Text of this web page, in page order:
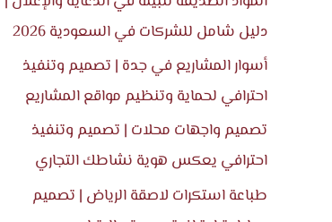
دليل شامل للشركات في السعودية 2026
أسوار المشاريع في جدة | تصميم وتنفيذ
احترافي لحماية وتنظيم مواقع المشاريع
تصميم واجهات محلات | تصميم وتنفيذ
احترافي يعكس هوية نشاطك التجاري
طباعة استكرات لاصقة الرياض | تصميم